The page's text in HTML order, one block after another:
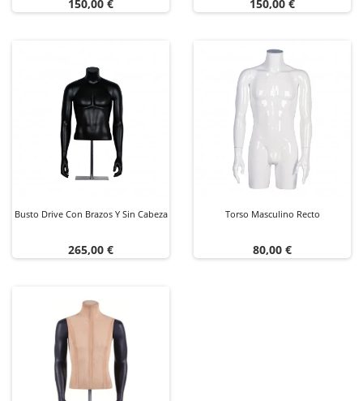
150,00 € 150,00 €
Busto Drive Con Brazos Y Sin Cabeza
Precio
265,00 €
Torso Masculino Recto
Precio
80,00 €